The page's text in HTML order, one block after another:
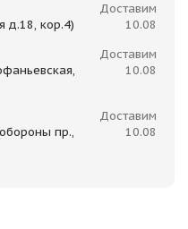
д.18, кор.4)
Доставим
10.08
Доставим
10.08
пр.,
Доставим
10.08